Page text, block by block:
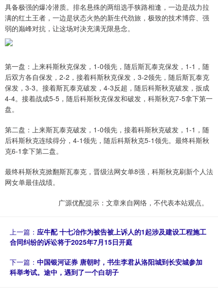
具备极强的爆冷潜质。排名悬殊的两组选手狭路相逢，一边是战力拉
满的红土王者，一边是状态火热的新生代劲旅，极致的技术博弈、强
弱的巅峰对抗，让这场对决充满无限悬念。
第一盘：上来科斯秋克保发，1-0领先，随后斯瓦泰克保发，1-1，随
后双方各自保发，2-2，接着科斯秋克保发，3-2领先，随后斯瓦泰克
保发，3-3。接着斯瓦泰克破发，4-3反超，随后科斯秋克破发，扳成
4-4。接着战成5-5，随后科斯秋克保发和破发，科斯秋克7-5拿下第一
盘。
第二盘：上来斯瓦泰克破发，1-0领先，接着科斯秋克破发，1-1，随
后科斯秋克连续得分，4-1领先，随后科斯秋克5-1领先。最终科斯秋
克6-1拿下第二盘。
最终科斯秋克掀翻斯瓦泰克，晋级法网女单8强，科斯秋克刷新个人法
网女单最佳战绩。
广源优配提示：文章来自网络，不代表本站观点。
上一篇： 应牛配 十七冶作为被告被上诉人的1起涉及建设工程施工
合同纠纷的诉讼将于2025年7月15日开庭
下一篇： 中国银河证券 唐朝时，书生李君从洛阳城到长安城参加
科举考试。途中，遇到了一个白胡子